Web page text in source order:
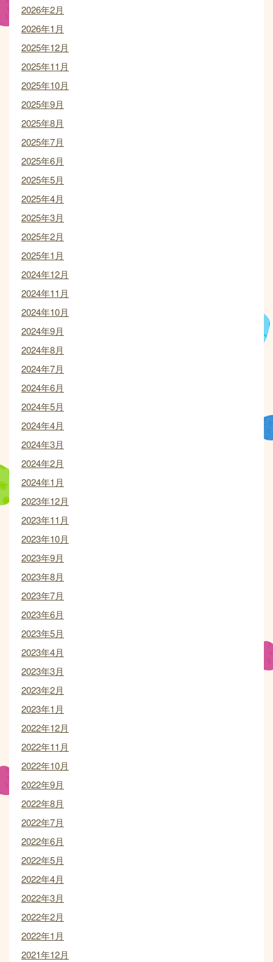
2026年2月
2026年1月
2025年12月
2025年11月
2025年10月
2025年9月
2025年8月
2025年7月
2025年6月
2025年5月
2025年4月
2025年3月
2025年2月
2025年1月
2024年12月
2024年11月
2024年10月
2024年9月
2024年8月
2024年7月
2024年6月
2024年5月
2024年4月
2024年3月
2024年2月
2024年1月
2023年12月
2023年11月
2023年10月
2023年9月
2023年8月
2023年7月
2023年6月
2023年5月
2023年4月
2023年3月
2023年2月
2023年1月
2022年12月
2022年11月
2022年10月
2022年9月
2022年8月
2022年7月
2022年6月
2022年5月
2022年4月
2022年3月
2022年2月
2022年1月
2021年12月